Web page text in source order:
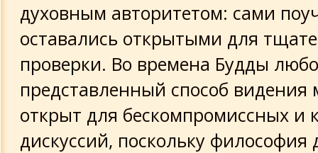
духовным авторитетом: сами
оставались открытыми для
проверки. Во времена Будды
представленный способ
открыт для бескомпромиссных и
дискуссий, поскольку